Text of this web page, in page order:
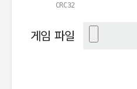
CRC32
게임 파일